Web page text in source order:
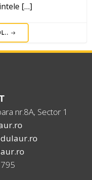
[…]
nr.8A, Sector 1